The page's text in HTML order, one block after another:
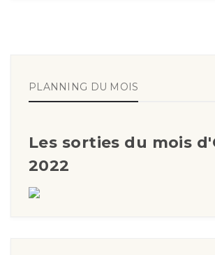
PLANNING DU MOIS
Les sorties du mois
2022